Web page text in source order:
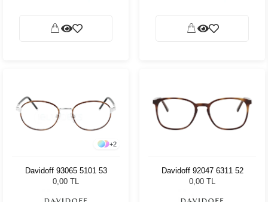
+2
Davidoff 93065 5101 53
0,00 TL
Davidoff 92047 6311 52
0,00 TL